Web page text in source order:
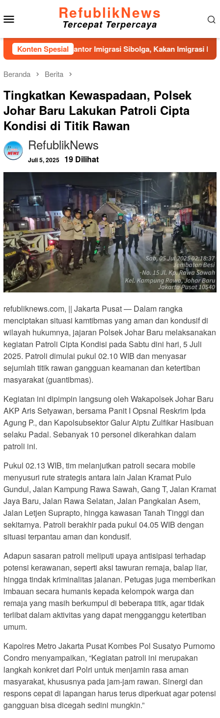
ke
konten
RefublikNews
Tercepat Terpercaya
Konten Spesial
Kantor Imigrasi Sibolga, Kakan Imigrasi Kelas II
Beranda Berita
Tingkatkan Kewaspadaan, Polsek
Johar Baru Lakukan Patroli Cipta
Kondisi di Titik Rawan
RefublikNews
Juli 5, 2025 19 Dilihat
refubliknews.com, || Jakarta Pusat — Dalam rangka
menciptakan situasi kamtibmas yang aman dan kondusif di
wilayah hukumnya, jajaran Polsek Johar Baru melaksanakan
kegiatan Patroli Cipta Kondisi pada Sabtu dini hari, 5 Juli
2025. Patroli dimulai pukul 02.10 WIB dan menyasar
sejumlah titik rawan gangguan keamanan dan ketertiban
masyarakat (guantibmas).
Kegiatan ini dipimpin langsung oleh Wakapolsek Johar Baru
AKP Aris Setyawan, bersama Panit I Opsnal Reskrim Ipda
Agung P., dan Kapolsubsektor Galur Aiptu Zulfikar Hasibuan
selaku Padal. Sebanyak 10 personel dikerahkan dalam
patroli ini.
Pukul 02.13 WIB, tim melanjutkan patroli secara mobile
menyusuri rute strategis antara lain Jalan Kramat Pulo
Gundul, Jalan Kampung Rawa Sawah, Gang T, Jalan Kramat
Jaya Baru, Jalan Rawa Selatan, Jalan Pangkalan Asem,
Jalan Letjen Suprapto, hingga kawasan Tanah Tinggi dan
sekitarnya. Patroli berakhir pada pukul 04.05 WIB dengan
situasi terpantau aman dan kondusif.
Adapun sasaran patroli meliputi upaya antisipasi terhadap
potensi kerawanan, seperti aksi tawuran remaja, balap liar,
hingga tindak kriminalitas jalanan. Petugas juga memberikan
imbauan secara humanis kepada kelompok warga dan
remaja yang masih berkumpul di beberapa titik, agar tidak
terlibat dalam aktivitas yang dapat mengganggu ketertiban
umum.
Kapolres Metro Jakarta Pusat Kombes Pol Susatyo Purnomo
Condro menyampaikan, “Kegiatan patroli ini merupakan
langkah konkret dari Polri untuk menjamin rasa aman
masyarakat, khususnya pada jam-jam rawan. Sinergi dan
respons cepat di lapangan harus terus diperkuat agar potensi
gangguan bisa dicegah sedini mungkin.”